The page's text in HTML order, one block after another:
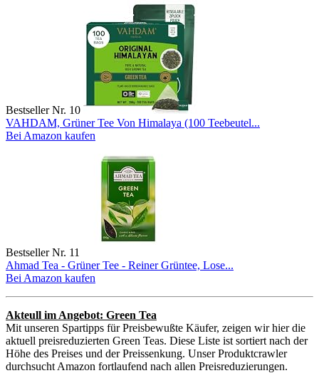
Bestseller Nr. 10
VAHDAM, Grüner Tee Von Himalaya (100 Teebeutel...
Bei Amazon kaufen
Bestseller Nr. 11
Ahmad Tea - Grüner Tee - Reiner Grüntee, Lose...
Bei Amazon kaufen
Akteull im Angebot: Green Tea
Mit unseren Spartipps für Preisbewußte Käufer, zeigen wir hier die
aktuell preisreduzierten Green Teas. Diese Liste ist sortiert nach der
Höhe des Preises und der Preissenkung. Unser Produktcrawler
durchsucht Amazon fortlaufend nach allen Preisreduzierungen.